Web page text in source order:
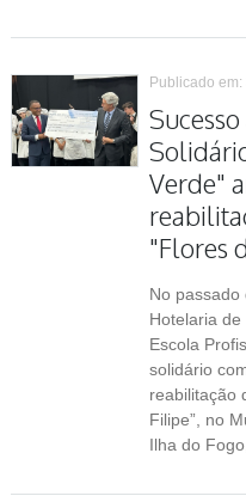
Publicado
Verde"
"Flores
No passado
Hotelaria
Escola
solidário
reabilitação
Filipe”, no
Ilha do